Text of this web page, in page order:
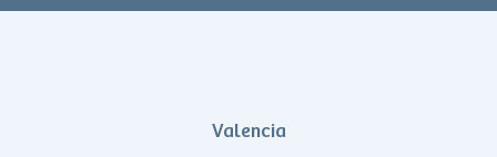
Valencia